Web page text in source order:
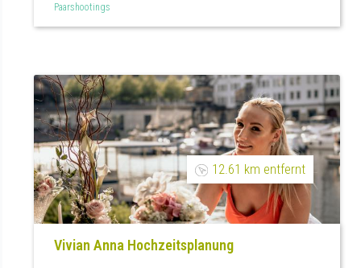
Paarshootings
12.61 km entfernt
Vivian Anna Hochzeitsplanung